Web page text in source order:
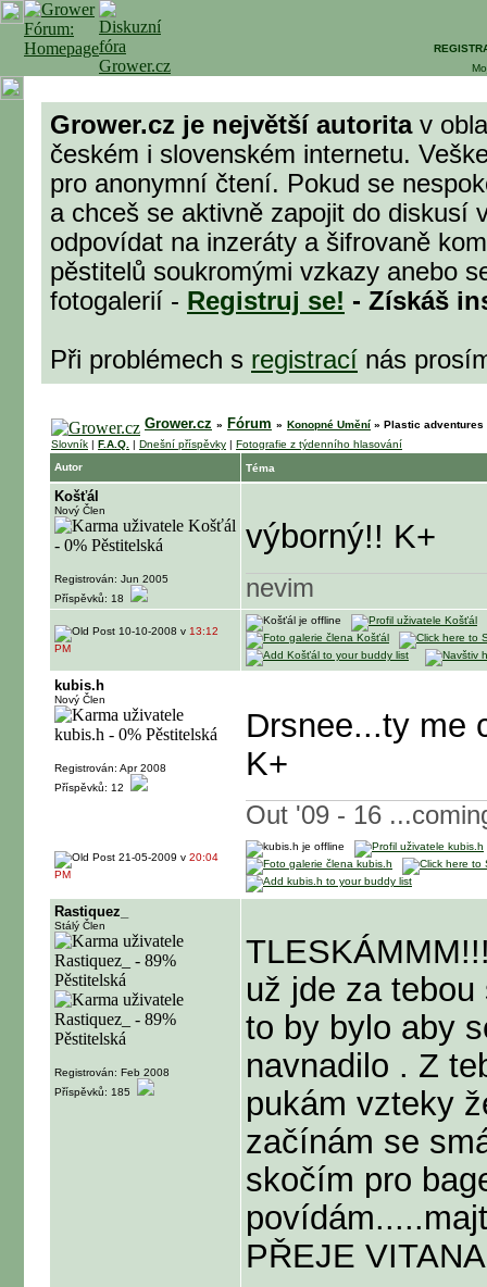
Grower.cz je největší autoritav
českém i slovenském internetu.
pro anonymní čtení. Pokud se
a chceš se aktivně zapojit do diskusí
odpovídat na inzeráty a šifrovaně
pěstitelů soukromými vzkazy anebo
fotogalerií - Registruj se! - Získáš
Při problémech s registrací nás
Grower.cz » Fórum » Konopné Umění » Plastic adventures
Slovník | F.A.Q. | Dnešní příspěvky | Fotografie z týdenního hlasování
Autor
Téma
Košťál
Nový Člen
Registrován: Jun 2005
Příspěvků: 18
výborný!! K+
nevim
10-10-2008 v 13:12
PM
kubis.h
Nový Člen
Registrován: Apr 2008
Příspěvků: 12
Drsnee...ty me
K+
Out '09 - 16
21-05-2009 v 20:04
PM
Rastiquez_
Stálý Člen
Registrován: Feb 2008
Příspěvků: 185
už jde za
to by bylo aby
navnadilo . Z
pukám vzteky
začínám se
skočím pro
PŘEJE